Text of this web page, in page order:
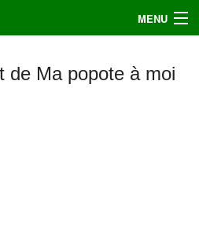
MENU
de Ma popote à moi